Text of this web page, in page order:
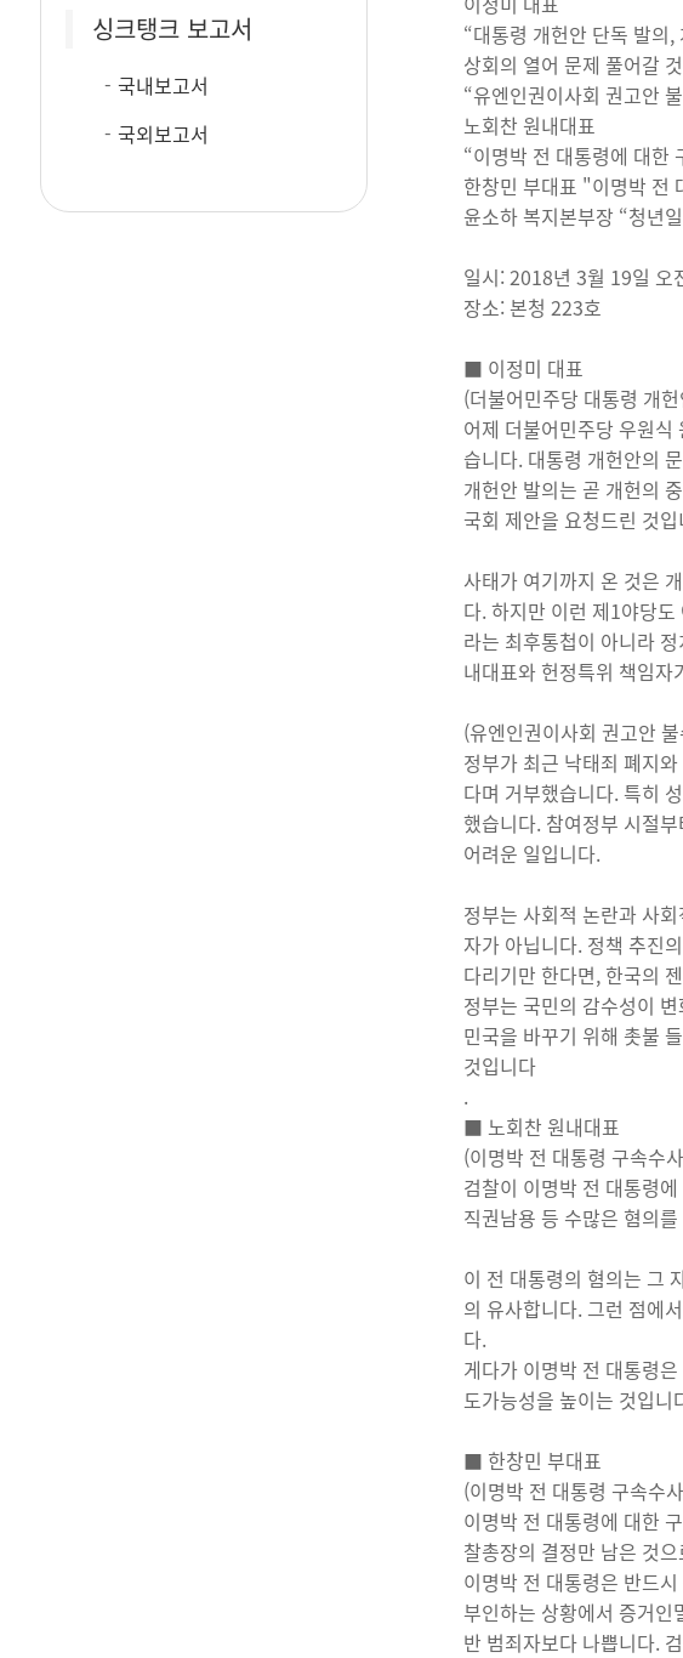
싱크탱크 보고서
국내보고서
국외보고서
“대통령 개헌안 단독 발의
상회의 열어 문제 풀어갈
“유엔인권이사회 권고안
노회찬 원내대표
“이명박 전 대통령에 대한
한창민 부대표 "이명박 전
윤소하 복지본부장 “청년
일시: 2018년 3월 19일 오
장소: 본청 223호
■ 이정미 대표
(더불어민주당 대통령 개
어제 더불어민주당 우원
습니다. 대통령 개헌안의
개헌안 발의는 곧 개헌의
국회 제안을 요청드린 것입
사태가 여기까지 온 것은
다. 하지만 이런 제1야당
라는 최후통첩이 아니라
내대표와 헌정특위 책임
(유엔인권이사회 권고안
정부가 최근 낙태죄 폐지
다며 거부했습니다. 특히
했습니다. 참여정부 시절
어려운 일입니다.
정부는 사회적 논란과 사
자가 아닙니다. 정책 추진
다리기만 한다면, 한국의
정부는 국민의 감수성이
민국을 바꾸기 위해 촛불
것입니다
.
■ 노회찬 원내대표
(이명박 전 대통령 구속수
검찰이 이명박 전 대통령
직권남용 등 수많은 혐의
이 전 대통령의 혐의는 그
의 유사합니다. 그런 점에
다.
게다가 이명박 전 대통령
도가능성을 높이는 것입
■ 한창민 부대표
(이명박 전 대통령 구속수
이명박 전 대통령에 대한
찰총장의 결정만 남은 것
이명박 전 대통령은 반드
부인하는 상황에서 증거인
반 범죄자보다 나쁩니다.